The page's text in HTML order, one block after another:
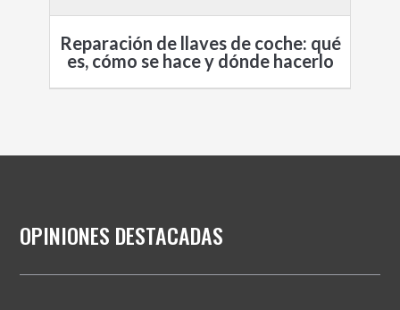
Reparación de llaves de coche: qué
es, cómo se hace y dónde hacerlo
OPINIONES DESTACADAS